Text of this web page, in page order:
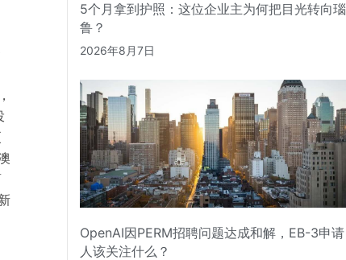
5个月拿到护照：这位企业主为何把目光转向瑙
鲁？
2026年8月7日
OpenAI因PERM招聘问题达成和解，EB-3申请
人该关注什么？